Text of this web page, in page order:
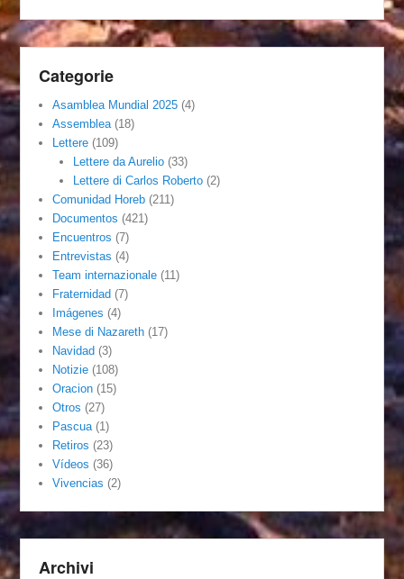
Categorie
Asamblea Mundial 2025 (4)
Assemblea (18)
Lettere (109)
Lettere da Aurelio(33)
Lettere di Carlos Roberto(2)
Comunidad Horeb (211)
Documentos (421)
Encuentros (7)
Entrevistas (4)
Team internazionale (11)
Fraternidad (7)
Imágenes (4)
Mese di Nazareth (17)
Navidad (3)
Notizie (108)
Oracion (15)
Otros (27)
Pascua (1)
Retiros (23)
Vídeos (36)
Vivencias (2)
Archivi